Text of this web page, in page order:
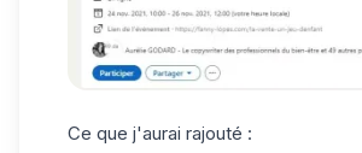
Ce que j'aurai rajouté :